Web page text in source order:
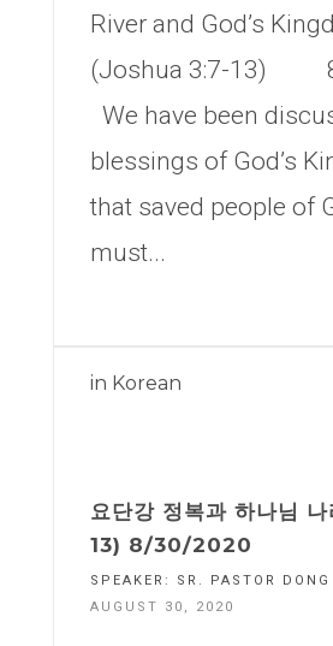
River and God’s
(Joshua 3:7-13)
We have been
blessings of God’s
that saved people of
must...
in Korean
요단강 정복과 하나님
13) 8/30/2020
SPEAKER: SR. PASTOR
AUGUST 30, 2020